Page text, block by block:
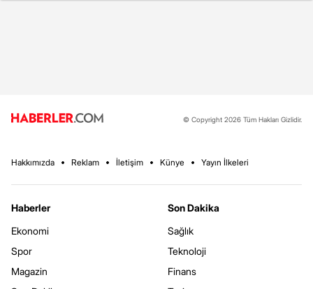
© Copyright 2026 Tüm Hakları Gizlidir.
Hakkımızda Reklam İletişim Künye Yayın İlkeleri
Haberler
Ekonomi
Spor
Magazin
Son Dakika
Sağlık
Teknoloji
Finans